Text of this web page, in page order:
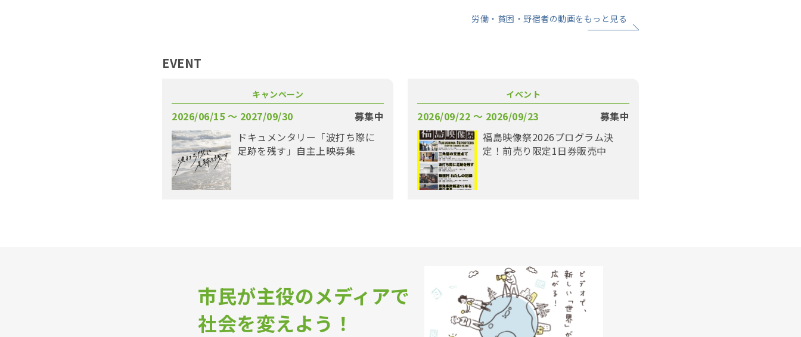
労働・貧困・野宿者の動画をもっと見る
EVENT
キャンペーン
2026/06/15 〜 2027/09/30
募集中
ドキュメンタリー「波打ち際に
足跡を残す」自主上映募集
イベント
2026/09/22 〜 2026/09/23
募集中
福島映像祭2026プログラム決
定！前売り限定1日券販売中
市民が主役のメディアで
社会を変えよう！